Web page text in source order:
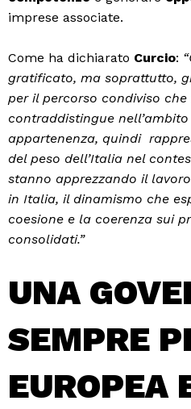
imprese associate.
Come ha dichiarato Curcio:
gratificato, ma soprattutto,
per il percorso condiviso
contraddistingue
appartenenza, quindi
del peso dell’Italia nel
stanno apprezzando il
in Italia, il dinamismo che
coesione e la coerenza sui
consolidati.”
UNA
SEMPRE
EUROPEA